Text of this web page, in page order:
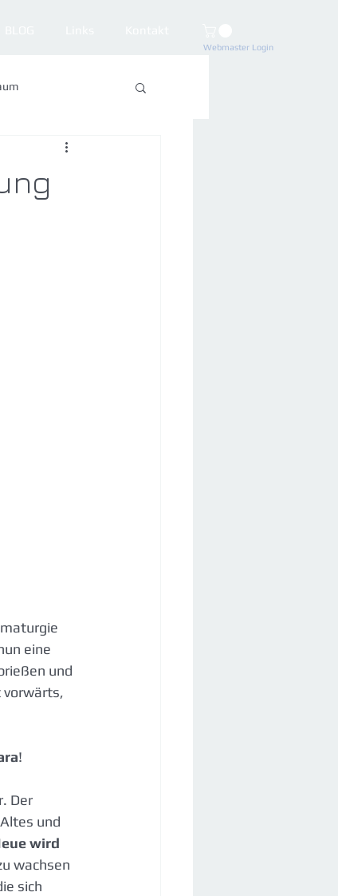
Webmaster Login
eine
und
vorwärts,
!
Der
und
wird
wachsen
sich